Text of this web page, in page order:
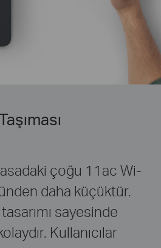
çoğu 11ac Wi-
daha küçüktür.
sayesinde
Kullanıcılar